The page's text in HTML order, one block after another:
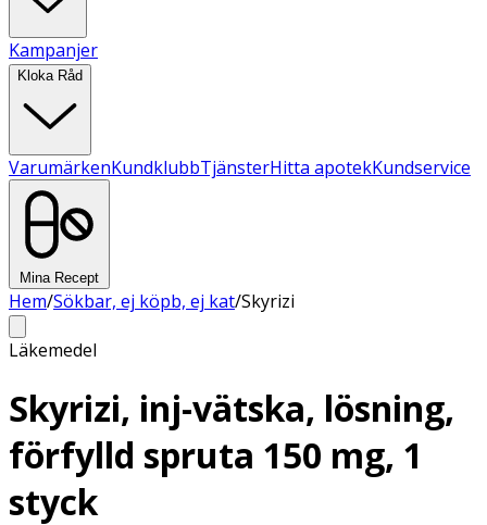
Kampanjer
Kloka Råd
VarumärkenKundklubbTjänsterHitta apotekKundservice
Mina Recept
Hem/Sökbar, ej köpb, ej kat/Skyrizi
Läkemedel
Skyrizi, inj-vätska, lösning,
förfylld spruta 150 mg, 1
styck